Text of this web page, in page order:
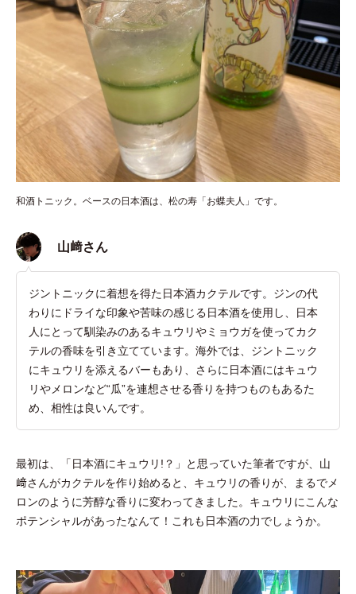
和酒トニック。ベースの日本酒は、松の寿「お蝶夫人」です。
山﨑さん
ジントニックに着想を得た日本酒カクテルです。ジンの代
わりにドライな印象や苦味の感じる日本酒を使用し、日本
人にとって馴染みのあるキュウリやミョウガを使ってカク
テルの香味を引き立てています。海外では、ジントニック
にキュウリを添えるバーもあり、さらに日本酒にはキュウ
リやメロンなど“瓜”を連想させる香りを持つものもあるた
め、相性は良いんです。
最初は、「日本酒にキュウリ!？」と思っていた筆者ですが、山
﨑さんがカクテルを作り始めると、キュウリの香りが、まるでメ
ロンのように芳醇な香りに変わってきました。キュウリにこんな
ポテンシャルがあったなんて！これも日本酒の力でしょうか。